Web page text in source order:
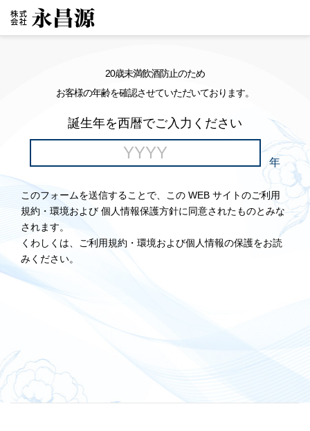
20歳未満飲酒防止のため
お客様の年齢を確認させていただいております。
誕生年を西暦でご入力ください
年
このフォームを送信することで、この WEB サイトのご利用
規約・環境および 個人情報保護方針に同意されたものとみな
されます。
くわしくは、ご利用規約・環境および個人情報の保護をお読
みください。